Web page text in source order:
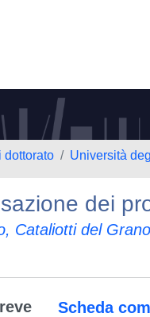
dottorato Università
dei
Cataliotti del Grano
Scheda